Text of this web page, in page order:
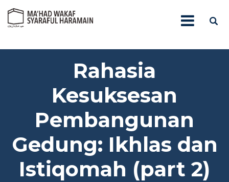
Rahasia
Kesuksesan
Pembangunan
Gedung: Ikhlas dan
Istiqomah (part 2)